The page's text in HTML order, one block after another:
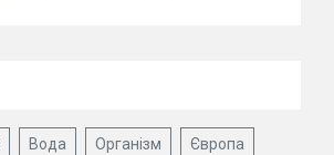
Вода Організм Європа